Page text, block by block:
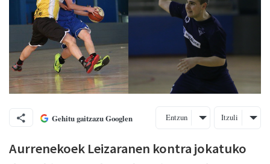
Gehitu gaitzazu Googlen Entzun Itzuli
Aurrenekoek Leizaranen kontra jokatuko